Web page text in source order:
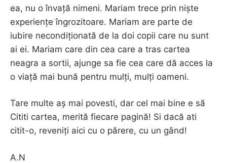
ea, nu o învață nimeni. Mariam trece prin niște
experiențe îngrozitoare. Mariam are parte de
iubire necondiționată de la doi copii care nu sunt
ai ei. Mariam care din cea care a tras cartea
neagra a sortii, ajunge sa fie cea care dă acces la
o viață mai bună pentru mulți, mulți oameni.
Tare multe aș mai povesti, dar cel mai bine e să
Cititi cartea, merită fiecare pagină! Si dacă ati
citit-o, reveniți aici cu o părere, cu un gând!
A.N